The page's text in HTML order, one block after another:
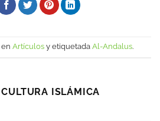
Artículos y etiquetada Al-Andalus.
ISLÁMICA